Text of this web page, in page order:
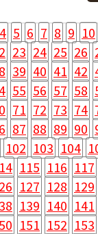
4 5 6 7 8 9 10
23 24 25 26
39 40 41 42
55 56 57 58
71 72 73 74
87 88 89 90
102 103 104
115 116 117
127 128 129
139 140 141
151 152 153